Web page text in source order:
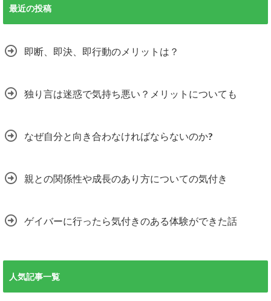
最近の投稿
即断、即決、即行動のメリットは？
独り言は迷惑で気持ち悪い？メリットについても
なぜ自分と向き合わなければならないのか?
親との関係性や成長のあり方についての気付き
ゲイバーに行ったら気付きのある体験ができた話
人気記事一覧